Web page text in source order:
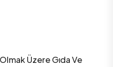
Üzere Gıda Ve